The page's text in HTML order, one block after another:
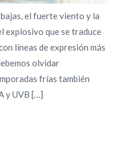
el fuerte viento y la
explosivo que se traduce
líneas de expresión más
olvidar
frías también
y UVB […]